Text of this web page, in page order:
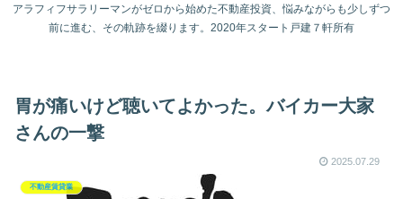
アラフィフサラリーマンがゼロから始めた不動産投資、悩みながらも少しずつ
前に進む、その軌跡を綴ります。2020年スタート戸建７軒所有
胃が痛いけど聴いてよかった。バイカー大家
さんの一撃
2025.07.29
不動産賃貸業